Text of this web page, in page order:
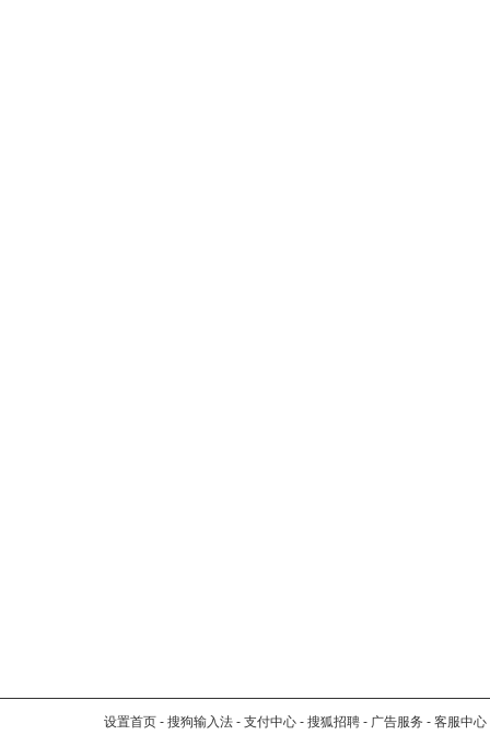
设置首页 - 搜狗输入法 - 支付中心 - 搜狐招聘 - 广告服务 - 客服中心